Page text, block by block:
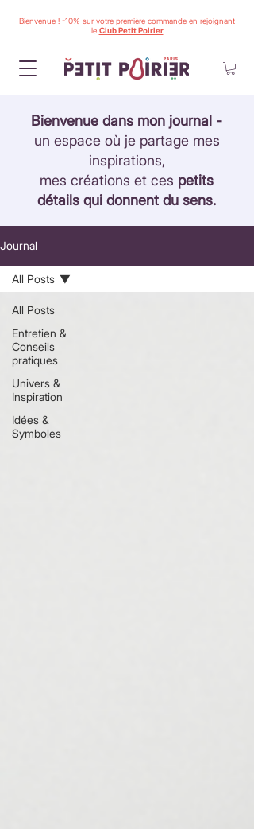
Bienvenue ! -10% sur votre première commande en rejoignant
le Club Petit Poirier
Bienvenue dans mon journal -
un espace où je partage mes
inspirations,
mes créations et ces petits
détails qui donnent du sens.
Journal
All Posts
Entretien &
Conseils
pratiques
Univers &
Inspiration
Idées &
Symboles
All Posts